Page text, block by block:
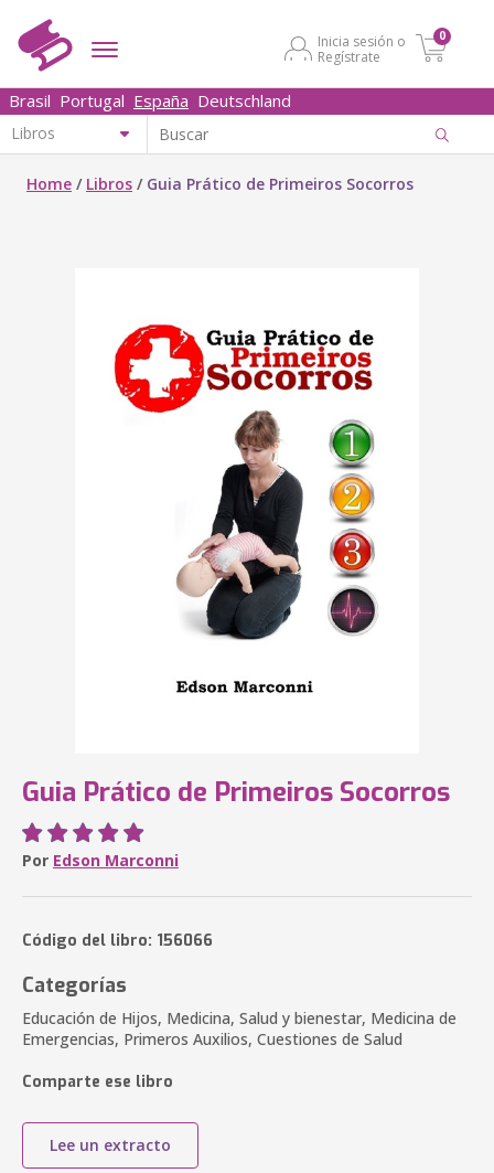
Inicia sesión o
Regístrate
0
Brasil Portugal España Deutschland
Home / Libros / Guia Prático de Primeiros Socorros
Guia Prático de Primeiros Socorros
Por Edson Marconni
Código del libro: 156066
Categorías
Educación de Hijos, Medicina, Salud y bienestar, Medicina de
Emergencias, Primeros Auxilios, Cuestiones de Salud
Comparte ese libro
Lee un extracto